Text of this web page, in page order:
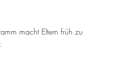
macht Eltern früh zu